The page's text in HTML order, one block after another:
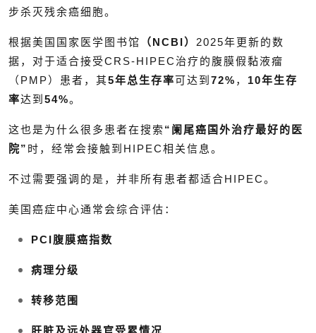
步杀灭残余癌细胞。
根据美国国家医学图书馆 （NCBI） 2025年更新的数
据，对于适合接受CRS-HIPEC治疗的腹膜假黏液瘤
（PMP）患者，其5年总生存率可达到 72% ， 10年生存
率达到 54%。
这也是为什么很多患者在搜索 “阑尾癌国外治疗最好的医
院” 时，经常会接触到HIPEC相关信息。
不过需要强调的是，并非所有患者都适合HIPEC。
美国癌症中心通常会综合评估：
PCI腹膜癌指数
病理分级
转移范围
肝脏及远处器官受累情况